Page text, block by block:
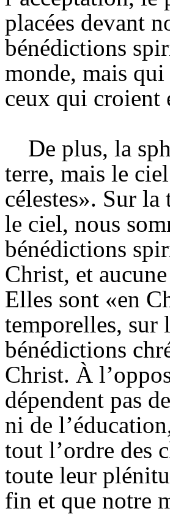
placées devant
bénédictions
monde, mais
ceux qui croient
De plus, la
terre, mais le
célestes». Sur la
le ciel, nous
bénédictions
Christ, et
Elles sont «en
temporelles, sur
bénédictions
Christ. À
dépendent pas
ni de
tout l’ordre des
toute leur
fin et que notre